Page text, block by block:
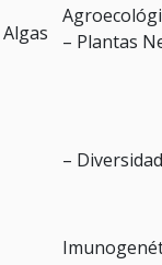
– Plantas
–